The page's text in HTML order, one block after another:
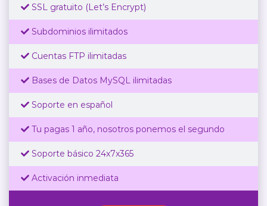
SSL gratuito (Let’s Encrypt)
Subdominios ilimitados
Cuentas FTP ilimitadas
Bases de Datos MySQL ilimitadas
Soporte en español
Tu pagas 1 año, nosotros ponemos el segundo
Soporte básico 24x7x365
Activación inmediata